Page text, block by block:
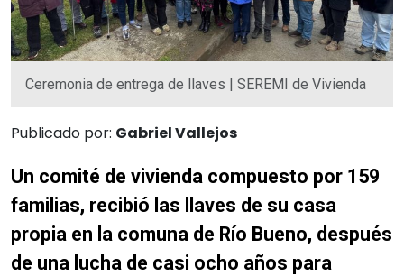
Ceremonia de entrega de llaves | SEREMI de Vivienda
Publicado por: Gabriel Vallejos
Un comité de vivienda compuesto por 159
familias, recibió las llaves de su casa
propia en la comuna de Río Bueno, después
de una lucha de casi ocho años para